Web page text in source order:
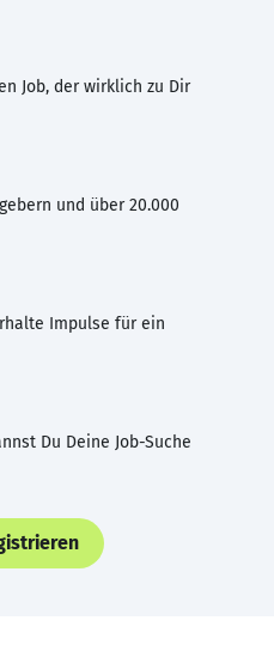
Job, der wirklich zu Dir
und über 20.000
Impulse für ein
Du Deine Job-Suche